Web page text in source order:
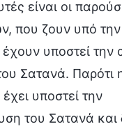
είναι οι
που ζουν υπό την
υποστεί την
Σατανά. Παρότι
υποστεί την
του Σατανά και